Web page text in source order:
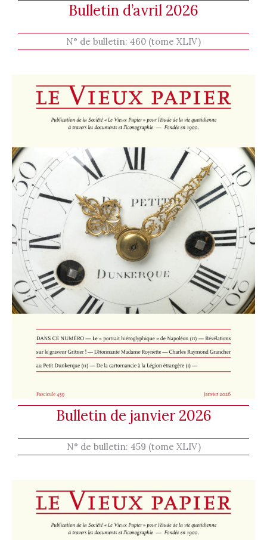
Bulletin d’avril 2026
N° de bulletin: 460 (tome XLIV)
Bulletin de janvier 2026
N° de bulletin: 459 (tome XLIV)